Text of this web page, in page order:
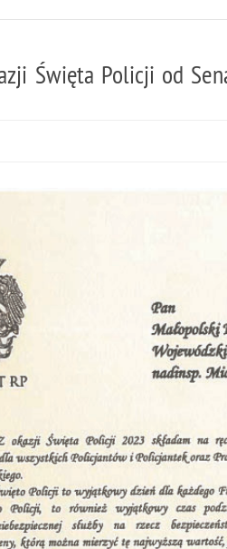
Święta Policji od